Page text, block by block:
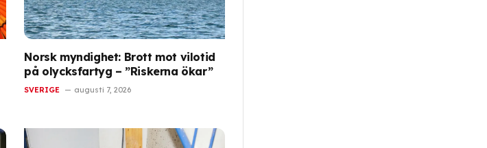
Norsk myndighet: Brott mot vilotid
på olycksfartyg – ”Riskerna ökar”
SVERIGE augusti 7, 2026